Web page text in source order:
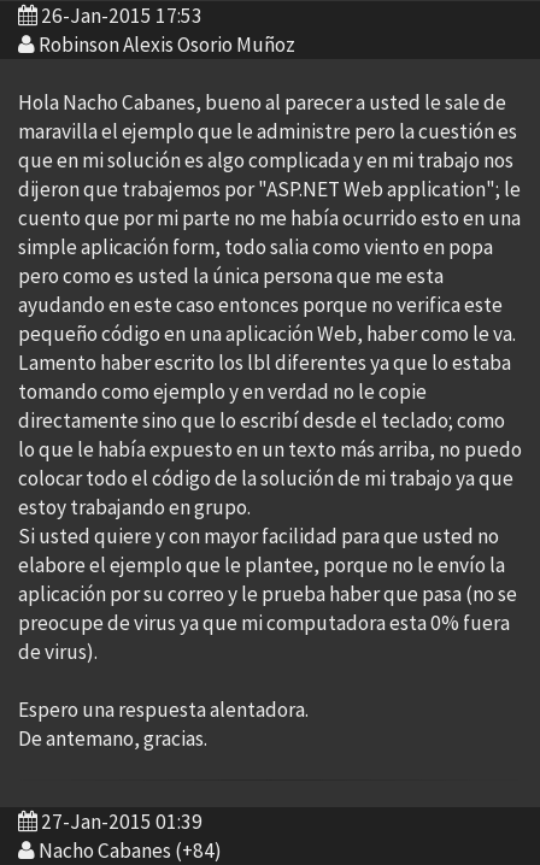
26-Jan-2015 17:53
Robinson Alexis Osorio Muñoz
Hola Nacho Cabanes, bueno al parecer a usted le sale de
maravilla el ejemplo que le administre pero la cuestión es
que en mi solución es algo complicada y en mi trabajo nos
dijeron que trabajemos por "ASP.NET Web application"; le
cuento que por mi parte no me había ocurrido esto en una
simple aplicación form, todo salia como viento en popa
pero como es usted la única persona que me esta
ayudando en este caso entonces porque no verifica este
pequeño código en una aplicación Web, haber como le va.
Lamento haber escrito los lbl diferentes ya que lo estaba
tomando como ejemplo y en verdad no le copie
directamente sino que lo escribí desde el teclado; como
lo que le había expuesto en un texto más arriba, no puedo
colocar todo el código de la solución de mi trabajo ya que
estoy trabajando en grupo.
Si usted quiere y con mayor facilidad para que usted no
elabore el ejemplo que le plantee, porque no le envío la
aplicación por su correo y le prueba haber que pasa (no se
preocupe de virus ya que mi computadora esta 0% fuera
de virus).
Espero una respuesta alentadora.
De antemano, gracias.
27-Jan-2015 01:39
Nacho Cabanes (+84)